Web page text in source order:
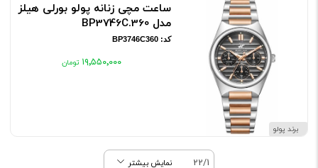
برند پولو
ساعت مچی زنانه پولو بورلی هیلز
مدل BP3746C.360
کد: BP3746C360
۱۹٬۵۵۰٬۰۰۰
22/1 نمایش بیشتر